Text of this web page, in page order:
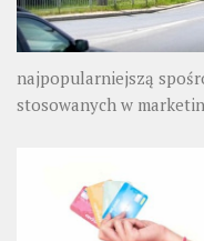
najpopularniejszą
stosowanych w